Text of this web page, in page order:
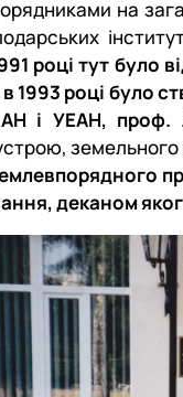
на
році тут було
в 1993 році було
і УЕАН, проф.
деканом